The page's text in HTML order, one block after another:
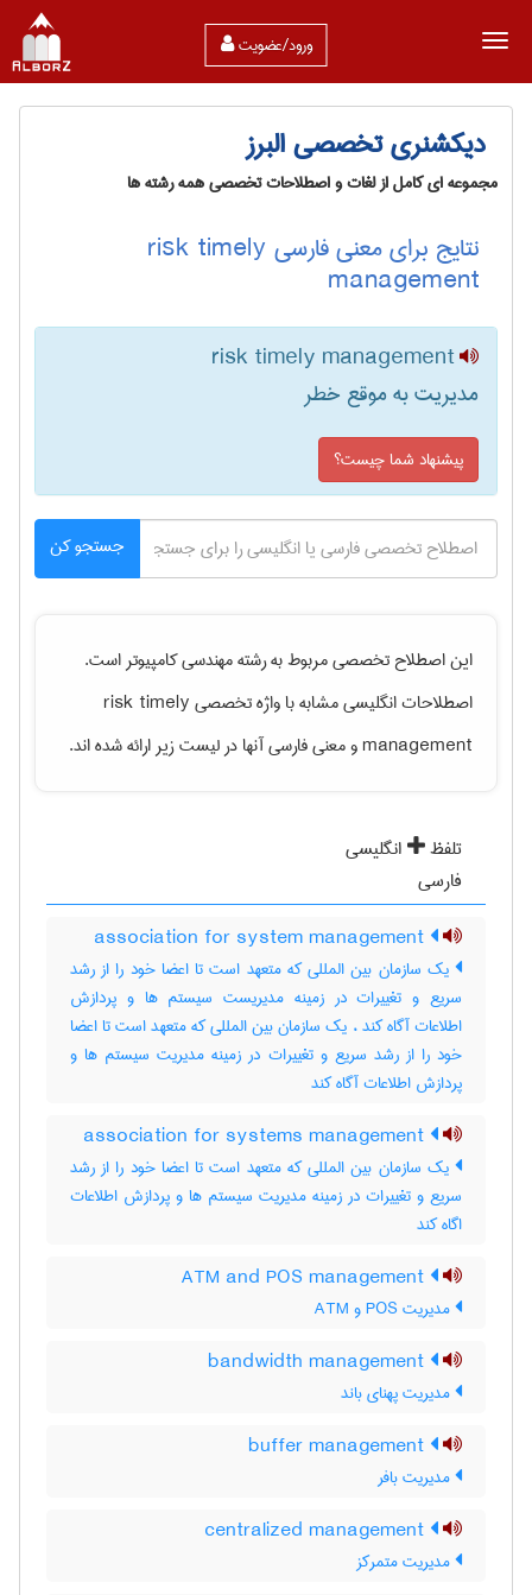
ورود/عضویت
دیکشنری تخصصی البرز
مجموعه ای کامل از لغات و اصطلاحات تخصصی همه رشته ها
نتایج برای معنی فارسی risk timely
management
risk timely management
مدیریت به موقع خطر
پیشنهاد شما چیست؟
جستجو کن
این اصطلاح تخصصی مربوط به رشتهمهندسی كامپيوتراست.
اصطلاحات انگلیسی مشابه با واژه تخصصیrisk timely
managementو معنی فارسی آنها در لیست زیر ارائه شده اند.
تلفظ
انگلیسی
فارسی
یک سازمان بین المللی که متعهد است تا اعضا خود را از رشد
سریع و تغییرات در زمینه مدیریست سیستم ها و پردازش
اطلاعات آگاه کند ، یک سازمان بین المللی که متعهد است تا اعضا
خود را از رشد سریع و تغییرات در زمینه مدیریت سیستم ها و
پردازش اطلاعات آگاه کند
یک سازمان بین المللی که متعهد است تا اعضا خود را از رشد
سریع و تغییرات در زمینه مدیریت سیستم ها و پردازش اطلاعات
اگاه کند
مدیریت POS و ATM
مدیریت پهنای باند
مدیریت بافر
مدیریت متمرکز